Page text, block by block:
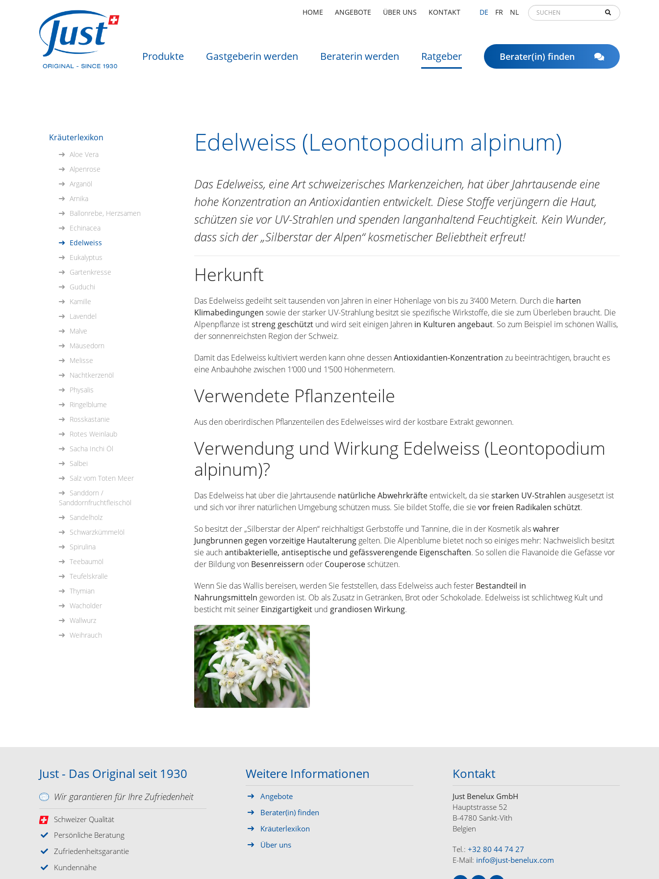
HOME ANGEBOTE ÜBER UNS KONTAKT DE FR NL
Produkte Gastgeberin werden Beraterin werden Ratgeber Berater(in) finden
Kräuterlexikon
Aloe Vera
Alpenrose
Arganöl
Arnika
Ballonrebe, Herzsamen
Echinacea
Edelweiss
Eukalyptus
Gartenkresse
Guduchi
Kamille
Lavendel
Malve
Mäusedorn
Melisse
Nachtkerzenöl
Physalis
Ringelblume
Rosskastanie
Rotes Weinlaub
Sacha Inchi Öl
Salbei
Salz vom Toten Meer
Sanddorn /
Sanddornfruchtfleischöl
Sandelholz
Schwarzkümmelöl
Spirulina
Teebaumöl
Teufelskralle
Thymian
Wacholder
Wallwurz
Weihrauch
Edelweiss (Leontopodium alpinum)
Das Edelweiss, eine Art schweizerisches Markenzeichen, hat über Jahrtausende eine
hohe Konzentration an Antioxidantien entwickelt. Diese Stoffe verjüngern die Haut,
schützen sie vor UV-Strahlen und spenden langanhaltend Feuchtigkeit. Kein Wunder,
dass sich der „Silberstar der Alpen“ kosmetischer Beliebtheit erfreut!
Herkunft
Das Edelweiss gedeiht seit tausenden von Jahren in einer Höhenlage von bis zu 3‘400 Metern. Durch die harten
Klimabedingungen sowie der starker UV-Strahlung besitzt sie spezifische Wirkstoffe, die sie zum Überleben braucht. Die
Alpenpflanze iststreng geschützt und wird seit einigen Jahren in Kulturen angebaut. So zum Beispiel im schönen Wallis,
der sonnenreichsten Region der Schweiz.
Damit das Edelweiss kultiviert werden kann ohne dessenAntioxidantien-Konzentration zu beeinträchtigen, braucht es
eine Anbauhöhe zwischen 1‘000 und 1‘500 Höhenmetern.
Verwendete Pflanzenteile
Aus den oberirdischen Pflanzenteilen des Edelweisses wird der kostbare Extrakt gewonnen.
Verwendung und Wirkung Edelweiss (Leontopodium
alpinum)?
Das Edelweiss hat über die Jahrtausende natürliche Abwehrkräfte entwickelt, da sie starken UV-Strahlen ausgesetzt ist
und sich vor ihrer natürlichen Umgebung schützen muss. Sie bildet Stoffe, die sie vor freien Radikalen schützt.
So besitzt der „Silberstar der Alpen“ reichhaltigst Gerbstoffe und Tannine, die in der Kosmetik alswahrer
Jungbrunnen gegen vorzeitige Hautalterung gelten. Die Alpenblume bietet noch so einiges mehr: Nachweislich besitzt
sie auchantibakterielle, antiseptische und gefässverengende Eigenschaften. So sollen die Flavanoide die Gefässe vor
der Bildung von Besenreissern oder Couperoseschützen.
Wenn Sie das Wallis bereisen, werden Sie feststellen, dass Edelweiss auch fester Bestandteil in
Nahrungsmitteln geworden ist. Ob als Zusatz in Getränken, Brot oder Schokolade. Edelweiss ist schlichtweg Kult und
besticht mit seiner Einzigartigkeit und grandiosen Wirkung.
Just - Das Original seit 1930
Wir garantieren für Ihre Zufriedenheit
Schweizer Qualität
Persönliche Beratung
Zufriedenheitsgarantie
Kundennähe
Weitere Informationen
Angebote
Berater(in) finden
Kräuterlexikon
Über uns
Kontakt
Just Benelux GmbH
Hauptstrasse 52
B-4780 Sankt-Vith
Belgien
Tel.: +32 80 44 74 27
E-Mail: info@just-benelux.com